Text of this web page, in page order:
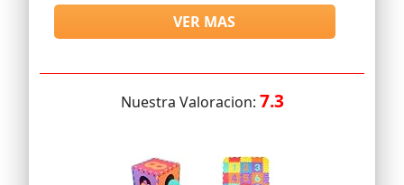
VER MAS
Nuestra Valoracion: 7.3